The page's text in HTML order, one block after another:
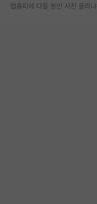
랩홈피에 다들 본인 사진 올리냐